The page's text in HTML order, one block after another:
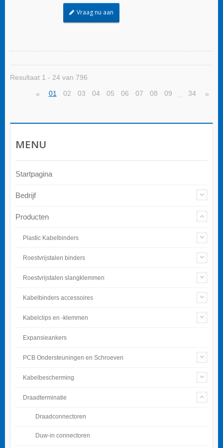
Vraag nu aan
Resultaat 1 - 24 van 796
« 01 02 03 04 05 06 07 08 09 34 »
MENU
Startpagina
Bedrijf
Producten
Plastic Kabelbinders
Roestvrijstalen binders
Roestvrijstalen slangklemmen
Kabelbinders accessoires
Kabelclips en -klemmen
Expansieankers
PCB Ondersteuningen en Schroeven
Kabelbescherming
Draadterminatie
Draadconnectoren
Duw-in connectoren